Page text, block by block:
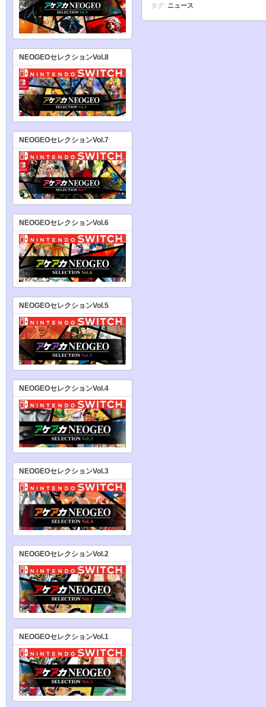
タグ: ニュース
NEOGEOセレクションVol.8
NEOGEOセレクションVol.7
NEOGEOセレクションVol.6
NEOGEOセレクションVol.5
NEOGEOセレクションVol.4
NEOGEOセレクションVol.3
NEOGEOセレクションVol.2
NEOGEOセレクションVol.1